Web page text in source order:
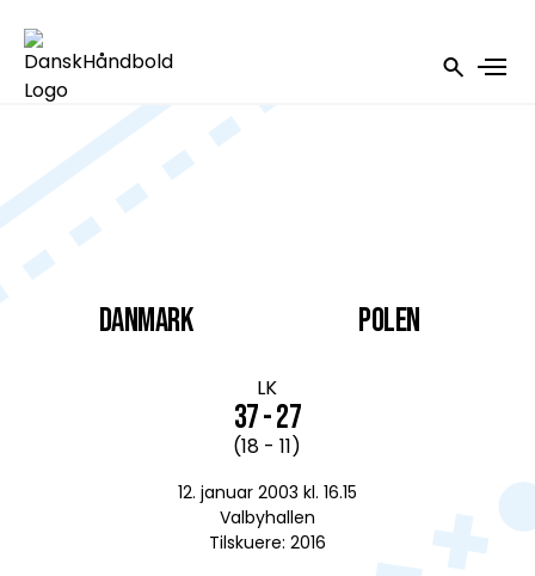
DANMARK
LK
37 - 27
(18 - 11)
12. januar 2003 kl. 16.15
Valbyhallen
Tilskuere: 2016
Polen